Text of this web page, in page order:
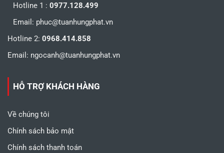
Hotline 1 : 0977.128.499
Email: phuc@tuanhungphat.vn
Hotline 2: 0968.414.858
Email: ngocanh@tuanhungphat.vn
HỖ TRỢ KHÁCH HÀNG
Về chúng tôi
Chính sách bảo mật
Chính sách thanh toán